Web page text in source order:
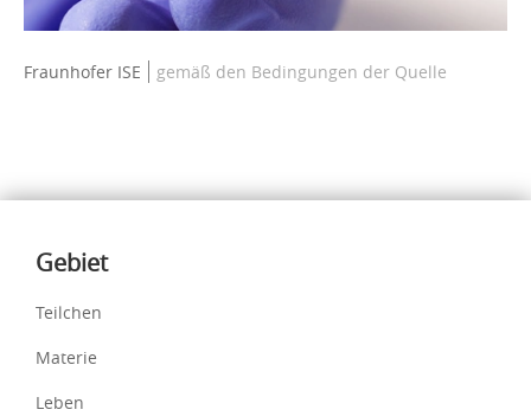
Fraunhofer ISE gemäß den Bedingungen der Quelle
Inhalte
Gebiet
Teilchen
Materie
Leben